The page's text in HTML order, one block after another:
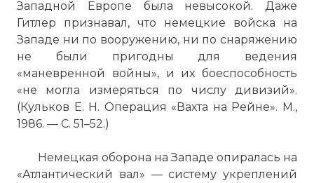
Западной Европе была невысокой. Даже
Гитлер признавал, что немецкие войска на
Западе ни по вооружению, ни по снаряжению
не были пригодны для ведения
«маневренной войны», и их боеспособность
«не могла измеряться по числу дивизий».
(Кульков Е. Н. Операция «Вахта на Рейне». М.,
1986. — С. 51–52.)
Немецкая оборона на Западе опиралась на
«Атлантический вал» — систему укреплений
Окончил Кембриджский университет
(1914). Во время 1-й мировой войны 1914—
1918 служил в армии, с 1916 года — в ВВС.
В годы 2-й мировой войны командовал
(до 1942 года), участвовавшей в ПВО
Британских островов от налётов